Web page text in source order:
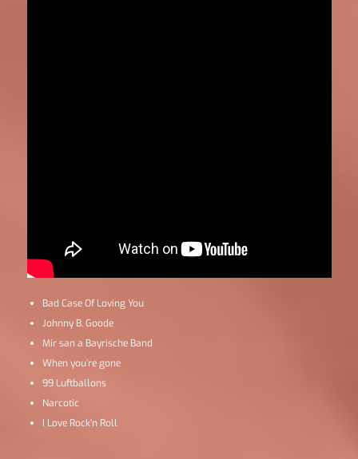
Bad Case Of Loving You
Johnny B. Goode
Mir san a Bayrische Band
When you’re gone
99 Luftballons
Narcotic
I Love Rock’n Roll